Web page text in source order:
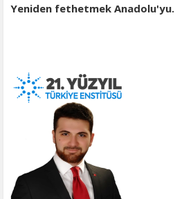
Yeniden fethetmek Anadolu'yu.